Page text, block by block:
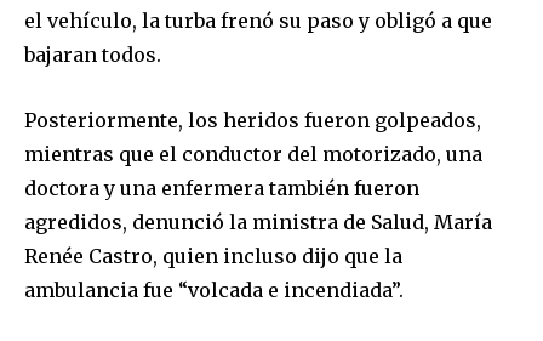
el vehículo, la turba frenó su paso y obligó a que
bajaran todos.
Posteriormente, los heridos fueron golpeados,
mientras que el conductor del motorizado, una
doctora y una enfermera también fueron
agredidos, denunció la ministra de Salud, María
Renée Castro, quien incluso dijo que la
ambulancia fue “volcada e incendiada”.